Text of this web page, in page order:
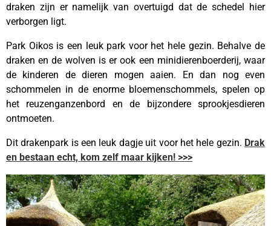
draken zijn er namelijk van overtuigd dat de schedel hier
verborgen ligt.
Park Oikos is een leuk park voor het hele gezin. Behalve de
draken en de wolven is er ook een minidierenboerderij, waar
de kinderen de dieren mogen aaien. En dan nog even
schommelen in de enorme bloemenschommels, spelen op
het reuzenganzenbord en de bijzondere sprookjesdieren
ontmoeten.
Dit drakenpark is een leuk dagje uit voor het hele gezin. Drak
en bestaan echt, kom zelf maar kijken! >>>